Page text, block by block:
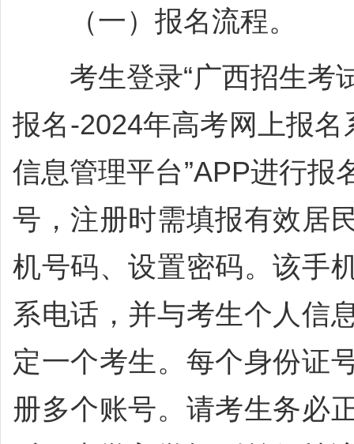
（一）报名流程。
考生登录“广西招生考试
报名-2024年高考网上报名
信息管理平台”APP进行报
号，注册时需填报有效居
机号码、设置密码。该手
系电话，并与考生个人信
定一个考生。每个身份证
册多个账号。请考生务必